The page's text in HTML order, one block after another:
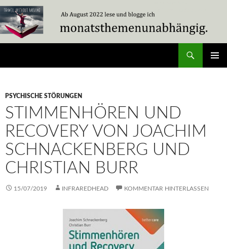
Zum
Inhalt
springen
PSYCHISCHE STÖRUNGEN
STIMMENHÖREN UND
RECOVERY VON JOACHIM
SCHNACKENBERG UND
CHRISTIAN BURR
15/07/2019 INFRAREDHEAD KOMMENTAR HINTERLASSEN